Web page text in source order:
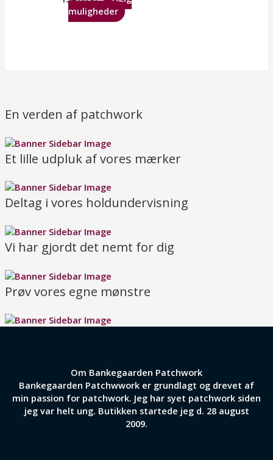
muligheder
En verden af patchwork
Et lille udpluk af vores mærker
Deltag i vores holdundervisning
Vi har gjordt det nemt for dig
Prøv vores egne mønstre
Om Bankegaarden Patchwork
Bankegaarden Patchwwork er grundlagt og drevet af
min passion for patchwork. Jeg har syet patchwork siden
jeg var helt ung. Butikken startede jeg d. 28 august
2009.